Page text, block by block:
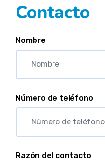
Contacto
Nombre
Número de teléfono
Razón del contacto